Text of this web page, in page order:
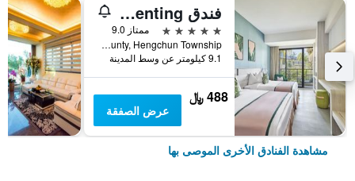
فندق Caesar Park Kenting
5 نجوم
ممتاز 9.0
No. 6 Kenting Road, Hengchun Town, Pingtung County, Hengchun Township, تايوان
9.1 كيلومتر عن وسط المدينة
488 ﷼
عرض الصفقة
مشاهدة الفنادق الأخرى الموصى بها